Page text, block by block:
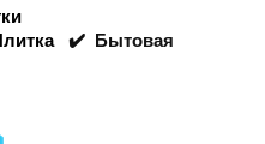
✔️ Бытовая